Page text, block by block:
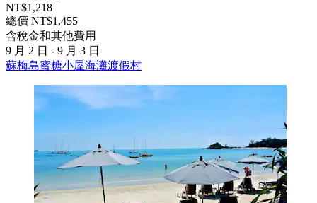
NT$1,218
總價 NT$1,455
含稅金和其他費用
9 月 2 日 - 9 月 3 日
蘇梅島蜜糖小屋海灘渡假村